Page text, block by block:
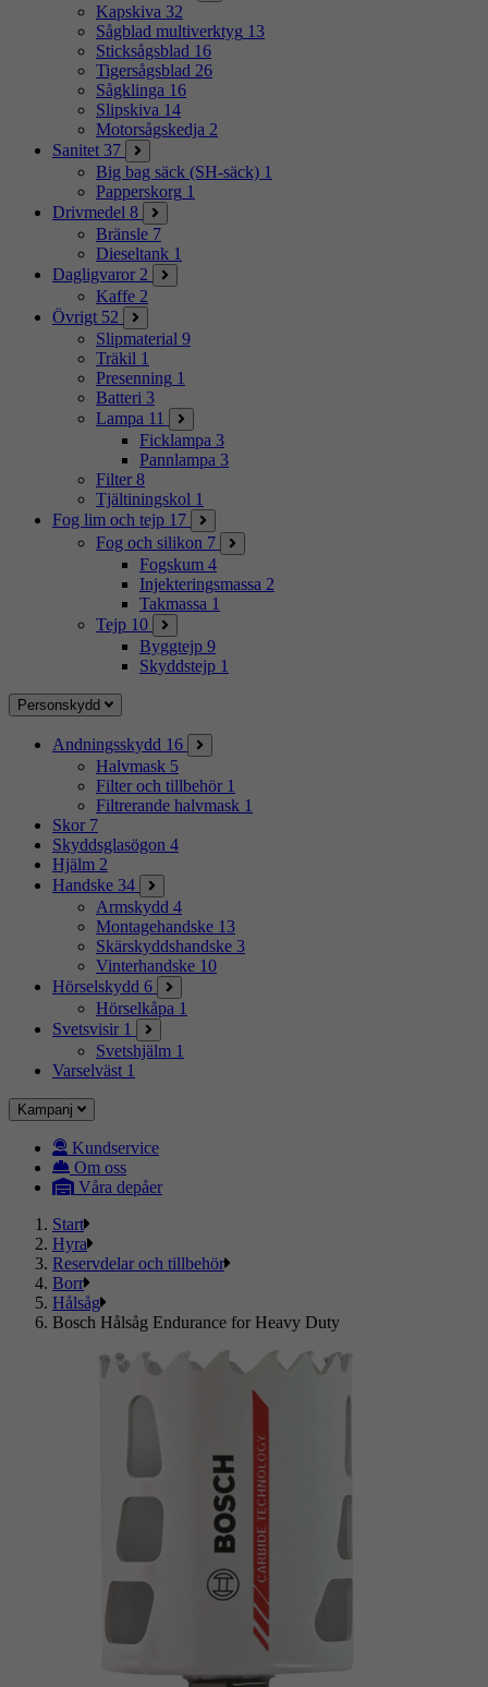
Kapskiva 32
Sågblad multiverktyg 13
Sticksågsblad 16
Tigersågsblad 26
Sågklinga 16
Slipskiva 14
Motorsågskedja 2
Sanitet 37
Big bag säck (SH-säck) 1
Papperskorg 1
Drivmedel 8
Bränsle 7
Dieseltank 1
Dagligvaror 2
Kaffe 2
Övrigt 52
Slipmaterial 9
Träkil 1
Presenning 1
Batteri 3
Lampa 11
Ficklampa 3
Pannlampa 3
Filter 8
Tjältiningskol 1
Fog lim och tejp 17
Fog och silikon 7
Fogskum 4
Injekteringsmassa 2
Takmassa 1
Tejp 10
Byggtejp 9
Skyddstejp 1
Personskydd
Andningsskydd 16
Halvmask 5
Filter och tillbehör 1
Filtrerande halvmask 1
Skor 7
Skyddsglasögon 4
Hjälm 2
Handske 34
Armskydd 4
Montagehandske 13
Skärskyddshandske 3
Vinterhandske 10
Hörselskydd 6
Hörselkåpa 1
Svetsvisir 1
Svetshjälm 1
Varselväst 1
Kampanj
Kundservice
Om oss
Våra depåer
Start
Hyra
Reservdelar och tillbehör
Borr
Hålsåg
Bosch Hålsåg Endurance for Heavy Duty